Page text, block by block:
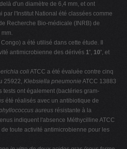
d'un diamètre de 6,4 mm, et ont
par l'Institut National été classées comme
Recherche Bio-médicale (INRB) de
a été utilisé dans cette étude. Il
antimicrobienne des dérivés 1', 10', et
coliATCC a été évaluée contre cinq
25922, Klebsiella pneumonie ATCC 13883
tests ont également (bactéries gram-
été réalisés avec un antibiotique de
aureus résistante à la
indiquent l'absence Méthycilline ATCC
toute activité antimicrobienne pour les